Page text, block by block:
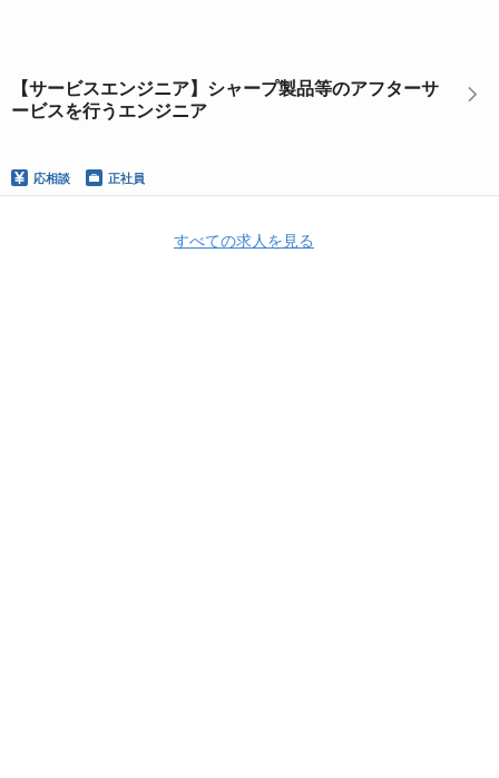
【サービスエンジニア】シャープ製品等のアフターサ
ービスを行うエンジニア
応相談 正社員
すべての求人を見る